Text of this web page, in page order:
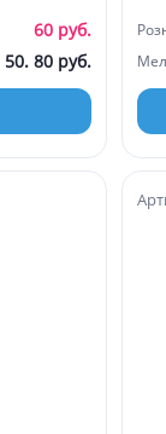
60 руб.
50. 80 руб.